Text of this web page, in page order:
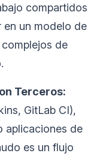
compartidos
un modelo de
de
Terceros:
GitLab CI),
aplicaciones de
es un flujo